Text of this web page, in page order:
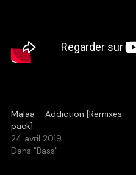
Malaa – Addiction [Remixes
pack]
24 avril 2019
Dans "Bass"